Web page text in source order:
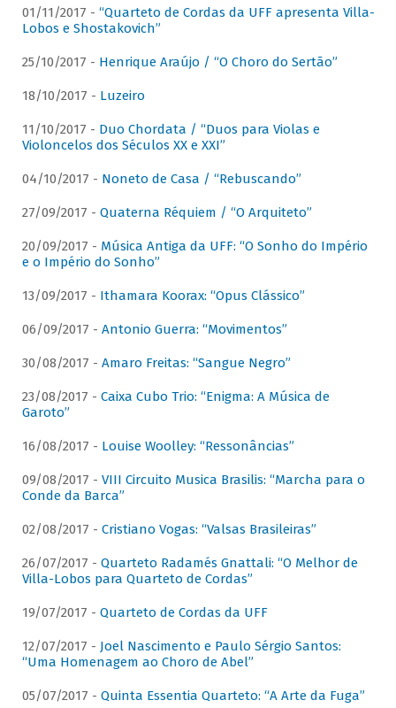
01/11/2017 - “Quarteto de Cordas da UFF apresenta Villa-
Lobos e Shostakovich”
25/10/2017 - Henrique Araújo / “O Choro do Sertão”
18/10/2017 - Luzeiro
11/10/2017 - Duo Chordata / “Duos para Violas e
Violoncelos dos Séculos XX e XXI”
04/10/2017 - Noneto de Casa / “Rebuscando”
27/09/2017 - Quaterna Réquiem / “O Arquiteto”
20/09/2017 - Música Antiga da UFF: “O Sonho do Império
e o Império do Sonho”
13/09/2017 - Ithamara Koorax: “Opus Clássico”
06/09/2017 - Antonio Guerra: “Movimentos”
30/08/2017 - Amaro Freitas: “Sangue Negro”
23/08/2017 - Caixa Cubo Trio: “Enigma: A Música de
Garoto”
16/08/2017 - Louise Woolley: “Ressonâncias”
09/08/2017 - VIII Circuito Musica Brasilis: “Marcha para o
Conde da Barca”
02/08/2017 - Cristiano Vogas: “Valsas Brasileiras”
26/07/2017 - Quarteto Radamés Gnattali: “O Melhor de
Villa-Lobos para Quarteto de Cordas”
19/07/2017 - Quarteto de Cordas da UFF
12/07/2017 - Joel Nascimento e Paulo Sérgio Santos:
“Uma Homenagem ao Choro de Abel”
05/07/2017 - Quinta Essentia Quarteto: “A Arte da Fuga”